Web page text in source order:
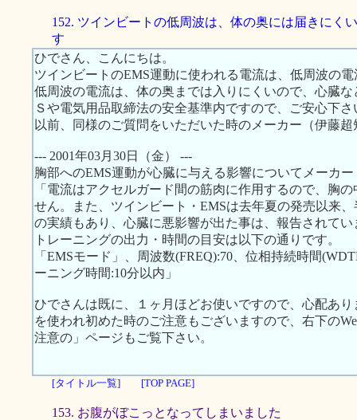
152. ツインビートの低周波は、体の奥には届きにく
す
ひでさん、こんにちは。
ツインビートのEMS運動に使われる電流は、低周波の
低周波の電流は、体の奥までは入りにくいので、心臓
Ｓや電気用品取締法の安全基準内ですので、ご安心下さ
以前、同様のご質問をいただいた時のメーカー（伊藤
--- 2001年03月30日（金） ---
胸部へのEMS運動が心臓に与える影響についてメーカ
「電流はアクセルガード間の筋肉に作用するので、胸
せん。また、ツインビート・EMSは去年夏の発売以来
の実績もあり、心臓に悪影響が出た事は、報告されて
トレーニングの出力・時間の目安は以下の通りです。
「EMSモード」、周波数(FREQ):70、位相持続時間
ーニング時間:10分以内」
ひでさんは既に、１ヶ月ほどお使いですので、心配あ
を使われ初めた時のご注意もございますので、右下の
注意の」ページもご覧下さい。
[タイトル一覧] [TOP PAGE]
153. お腹がぼこっとなってしまいました